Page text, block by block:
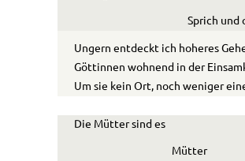
Sprich und
Ungern entdeckt ich hoheres
Göttinnen wohnend in der
Um sie kein Ort, noch weniger
Die Mütter sind es
Mütter